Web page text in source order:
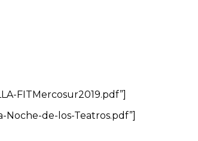
FITMercosur2019.pdf”]
Noche-de-los-Teatros.pdf”]